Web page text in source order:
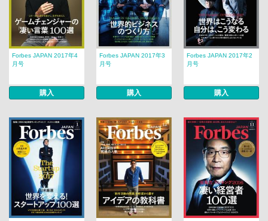
Forbes JAPAN 2017年4
月号
購入
Forbes JAPAN 2017年3
月号
購入
Forbes JAPAN 2017年2
月号
購入